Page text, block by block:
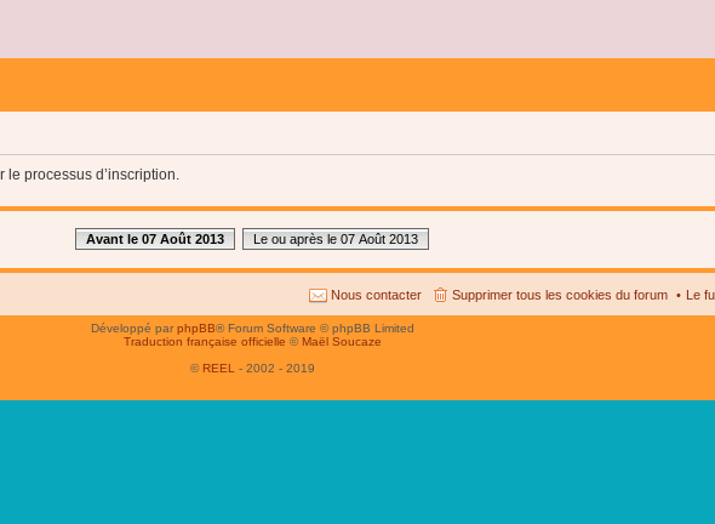
processus d’inscription.
Avant le 07 Août 2013 Le ou après le 07 Août 2013
Le
Supprimer tous les cookies du forum
Nous contacter
Développé parphpBB® Forum Software © phpBB Limited
Traduction française officielle © Maël Soucaze
© REEL - 2002 - 2019